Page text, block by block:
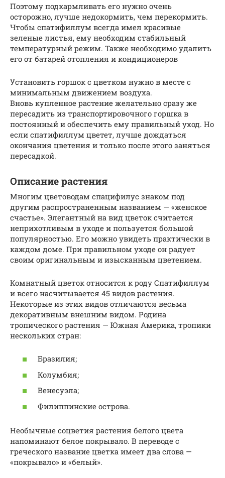
Поэтому подкармливать его нужно очень
осторожно, лучше недокормить, чем перекормить.
Чтобы спатифиллум всегда имел красивые
зеленые листья, ему необходим стабильный
температурный режим. Также необходимо удалить
его от батарей отопления и кондиционеров
Установить горшок с цветком нужно в месте с
минимальным движением воздуха.
Вновь купленное растение желательно сразу же
пересадить из транспортировочного горшка в
постоянный и обеспечить ему правильный уход. Но
если спатифиллум цветет, лучше дождаться
окончания цветения и только после этого заняться
пересадкой.
Описание растения
Многим цветоводам спацифилус знаком под
другим распространенным названием — «женское
счастье». Элегантный на вид цветок считается
неприхотливым в уходе и пользуется большой
популярностью. Его можно увидеть практически в
каждом доме. При правильном уходе он радует
своим оригинальным и изысканным цветением.
Комнатный цветок относится к роду Спатифиллум
и всего насчитывается 45 видов растения.
Некоторые из этих видов отличаются весьма
декоративным внешним видом. Родина
тропического растения — Южная Америка, тропики
нескольких стран:
Бразилия;
Колумбия;
Венесуэла;
Филиппинские острова.
Необычные соцветия растения белого цвета
напоминают белое покрывало. В переводе с
греческого название цветка имеет два слова —
«покрывало» и «белый».